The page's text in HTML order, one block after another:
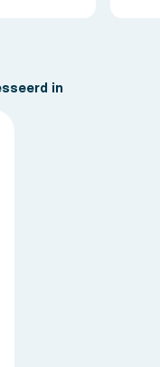
in